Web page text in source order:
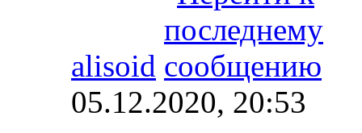
alisoid
05.12.2020, 20:53